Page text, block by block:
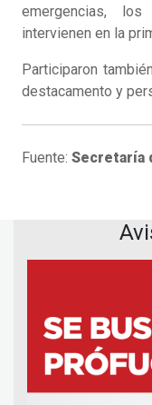
emergencias,
intervienen en la
Participaron
destacamento y
Fuente: Secretaría